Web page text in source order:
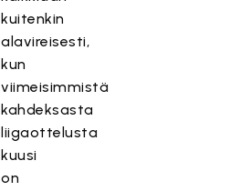
kuitenkin
alavireisesti,
kun
viimeisimmistä
kahdeksasta
liigaottelusta
kuusi
on